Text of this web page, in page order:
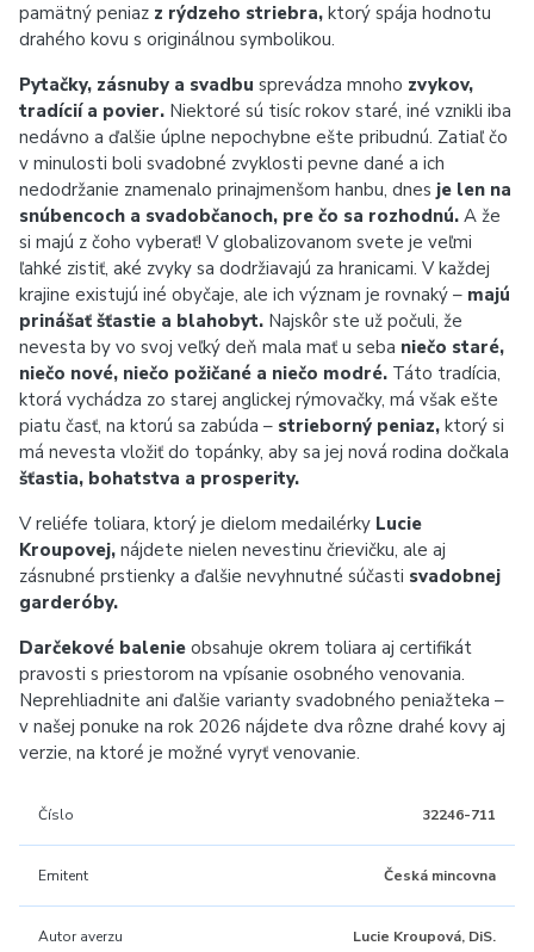
pamätný peniaz z rýdzeho striebra, ktorý spája hodnotu
drahého kovu s originálnou symbolikou.
Pytačky, zásnuby a svadbu sprevádza mnoho zvykov,
tradícií a povier. Niektoré sú tisíc rokov staré, iné vznikli iba
nedávno a ďalšie úplne nepochybne ešte pribudnú. Zatiaľ čo
v minulosti boli svadobné zvyklosti pevne dané a ich
nedodržanie znamenalo prinajmenšom hanbu, dnes je len na
snúbencoch a svadobčanoch, pre čo sa rozhodnú. A že
si majú z čoho vyberať! V globalizovanom svete je veľmi
ľahké zistiť, aké zvyky sa dodržiavajú za hranicami. V každej
krajine existujú iné obyčaje, ale ich význam je rovnaký – majú
prinášať šťastie a blahobyt. Najskôr ste už počuli, že
nevesta by vo svoj veľký deň mala mať u seba niečo staré,
niečo nové, niečo požičané a niečo modré. Táto tradícia,
ktorá vychádza zo starej anglickej rýmovačky, má však ešte
piatu časť, na ktorú sa zabúda – strieborný peniaz, ktorý si
má nevesta vložiť do topánky, aby sa jej nová rodina dočkala
šťastia, bohatstva a prosperity.
V reliéfe toliara, ktorý je dielom medailérky Lucie
Kroupovej, nájdete nielen nevestinu črievičku, ale aj
zásnubné prstienky a ďalšie nevyhnutné súčasti svadobnej
garderóby.
Darčekové balenie obsahuje okrem toliara aj certifikát
pravosti s priestorom na vpísanie osobného venovania.
Neprehliadnite ani ďalšie varianty svadobného peniažteka –
v našej ponuke na rok 2026 nájdete dva rôzne drahé kovy aj
verzie, na ktoré je možné vyryť venovanie.
Číslo 32246-711
Emitent Česká mincovna
Autor averzu Lucie Kroupová, DiS.